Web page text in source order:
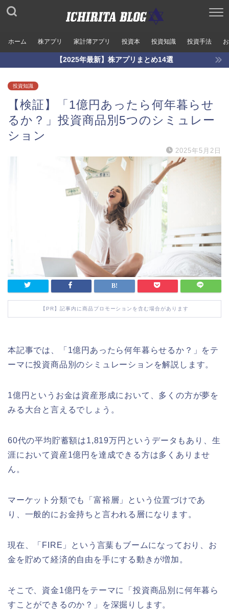
ホーム 株アプリ 家計簿アプリ 投資本 投資知識 投資手法
【2025年最新】株アプリまとめ14選
投資知識
【検証】「1億円あったら何年暮らせ
るか？」投資商品別5つのシミュレー
ション
2025年5月2日
【PR】記事内に商品プロモーションを含む場合があります
本記事では、「1億円あったら何年暮らせるか？」をテ
ーマに投資商品別のシミュレーションを解説します。
1億円というお金は資産形成において、多くの方が夢を
みる大台と言えるでしょう。
60代の平均貯蓄額は1,819万円というデータもあり、生
涯において資産1億円を達成できる方は多くありませ
ん。
マーケット分類でも「富裕層」という位置づけであ
り、一般的にお金持ちと言われる層になります。
現在、「FIRE」という言葉もブームになっており、お
金を貯めて経済的自由を手にする動きが増加。
そこで、資金1億円をテーマに「投資商品別に何年暮ら
すことができるのか？」を深掘りします。